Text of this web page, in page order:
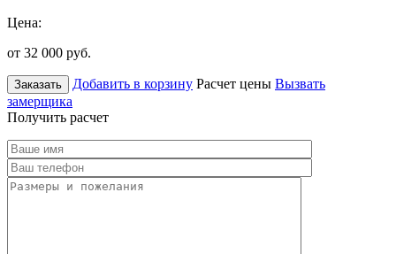
Цена:
от 32 000 руб.
Заказать Добавить в корзину Расчет цены Вызвать
замерщика
Получить расчет